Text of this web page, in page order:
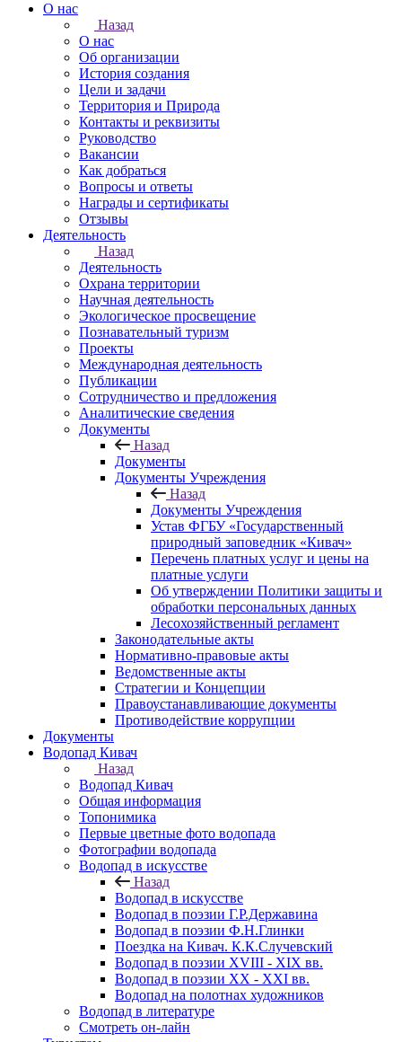
О нас
Назад
О нас
Об организации
История создания
Цели и задачи
Территория и Природа
Контакты и реквизиты
Руководство
Вакансии
Как добраться
Вопросы и ответы
Награды и сертификаты
Отзывы
Деятельность
Назад
Деятельность
Охрана территории
Научная деятельность
Экологическое просвещение
Познавательный туризм
Проекты
Международная деятельность
Публикации
Сотрудничество и предложения
Аналитические сведения
Документы
Назад
Документы
Документы Учреждения
Назад
Документы Учреждения
Устав ФГБУ «Государственный
природный заповедник «Кивач»
Перечень платных услуг и цены на
платные услуги
Об утверждении Политики защиты и
обработки персональных данных
Лесохозяйственный регламент
Законодательные акты
Нормативно-правовые акты
Ведомственные акты
Стратегии и Концепции
Правоустанавливающие документы
Противодействие коррупции
Документы
Водопад Кивач
Назад
Водопад Кивач
Общая информация
Топонимика
Первые цветные фото водопада
Фотографии водопада
Водопад в искусстве
Назад
Водопад в искусстве
Водопад в поэзии Г.Р.Державина
Водопад в поэзии Ф.Н.Глинки
Поездка на Кивач. К.К.Случевский
Водопад в поэзии XVIII - XIX вв.
Водопад в поэзии XX - XXI вв.
Водопад на полотнах художников
Водопад в литературе
Смотреть он-лайн